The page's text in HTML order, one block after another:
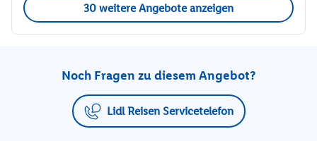
30 weitere Angebote anzeigen
Noch Fragen zu diesem Angebot?
Lidl Reisen Servicetelefon